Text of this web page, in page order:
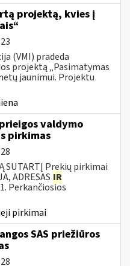
projektą, kvies į
(VMI) pradeda
projektą „Pasimatymas
jaunimui. Projektu
valdymo
pirkimas
SUTARTĮ Prekių pirkimai
ADRESAS IR
Perkančiosios
pirkimai
SAS priežiūros